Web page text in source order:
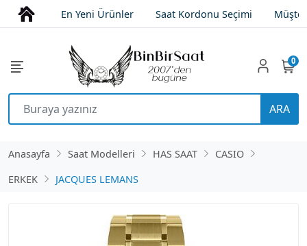
En Yeni Ürünler Saat Kordonu Seçimi
ARA
0
Anasayfa Saat Modelleri HAS SAAT
CASIO
ERKEK
JACQUES LEMANS